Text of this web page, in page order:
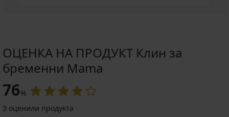
ОЦЕНКА НА ПРОДУКТ Клин за
бременни Mama
76%
3 оценили продукта